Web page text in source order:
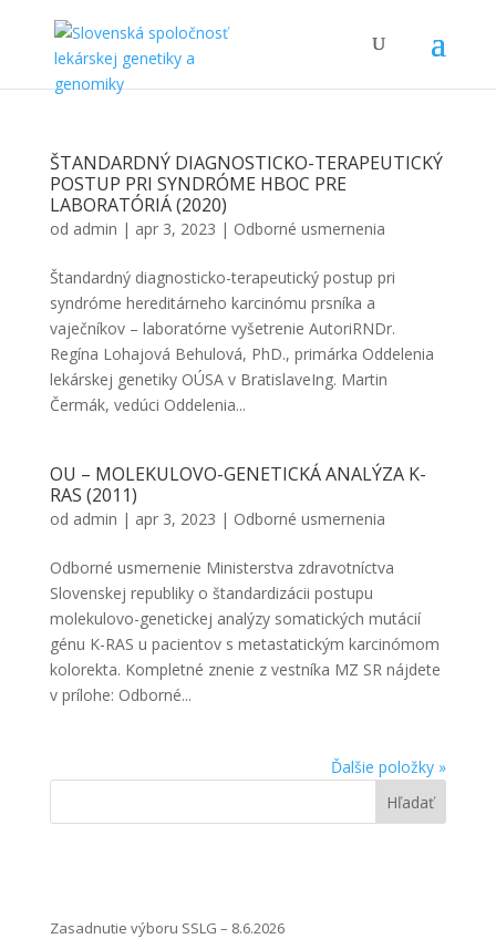
ŠTANDARDNÝ DIAGNOSTICKO-TERAPEUTICKÝ
POSTUP PRI SYNDRÓME HBOC PRE
LABORATÓRIÁ (2020)
od admin | apr 3, 2023 | Odborné usmernenia
Štandardný diagnosticko-terapeutický postup pri
syndróme hereditárneho karcinómu prsníka a
vaječníkov – laboratórne vyšetrenie AutoriRNDr.
Regína Lohajová Behulová, PhD., primárka Oddelenia
lekárskej genetiky OÚSA v BratislaveIng. Martin
Čermák, vedúci Oddelenia...
OU – MOLEKULOVO-GENETICKÁ ANALÝZA K-
RAS (2011)
od admin | apr 3, 2023 | Odborné usmernenia
Odborné usmernenie Ministerstva zdravotníctva
Slovenskej republiky o štandardizácii postupu
molekulovo-genetickej analýzy somatických mutácií
génu K-RAS u pacientov s metastatickým karcinómom
kolorekta. Kompletné znenie z vestníka MZ SR nájdete
v prílohe: Odborné...
Ďalšie položky »
Hľadať
Zasadnutie výboru SSLG – 8.6.2026